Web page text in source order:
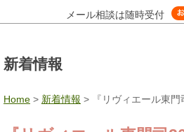
メール相談は随時受付
新着情報
Home > 新着情報 > 『リヴィエール東